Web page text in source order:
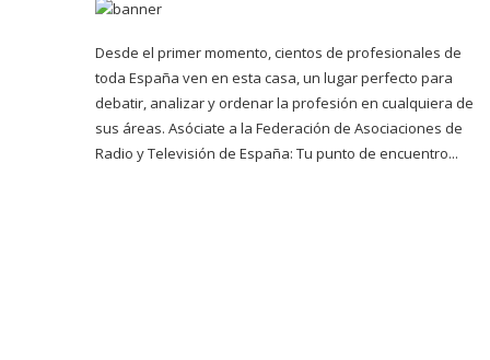
Desde el primer momento, cientos de profesionales de
toda España ven en esta casa, un lugar perfecto para
debatir, analizar y ordenar la profesión en cualquiera de
sus áreas. Asóciate a la Federación de Asociaciones de
Radio y Televisión de España: Tu punto de encuentro...